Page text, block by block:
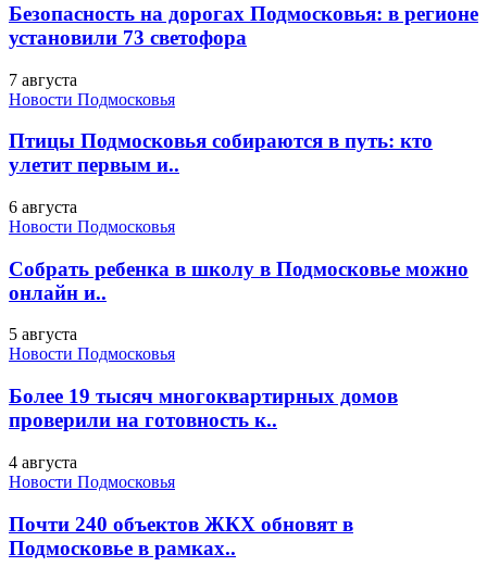
Безопасность на дорогах Подмосковья: в регионе
установили 73 светофора
7 августа
Новости Подмосковья
Птицы Подмосковья собираются в путь: кто
улетит первым и..
6 августа
Новости Подмосковья
Собрать ребенка в школу в Подмосковье можно
онлайн и..
5 августа
Новости Подмосковья
Более 19 тысяч многоквартирных домов
проверили на готовность к..
4 августа
Новости Подмосковья
Почти 240 объектов ЖКХ обновят в
Подмосковье в рамках..